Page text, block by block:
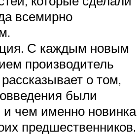
всемирно
С каждым новым
производитель
о том,
были
чем именно новинка
предшественников.